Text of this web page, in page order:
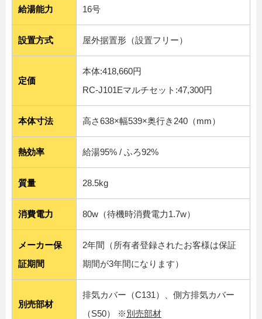
給湯能力 16号
設置方式 屋外据置形（設置フリー）
定価
本体:418,660円
RC-J101Eマルチセット:47,300円
本体寸法 高さ638×幅539×奥行き240（mm）
熱効率 給湯95% / ふろ92%
質量 28.5kg
消費電力 80w（待機時消費電力1.7w）
メーカー保
証期間
2年間（所有者登録されたお客様は保証
期間が3年間になります）
別売部材
排気カバー（C131）、側方排気カバー
（S50） ※別売部材